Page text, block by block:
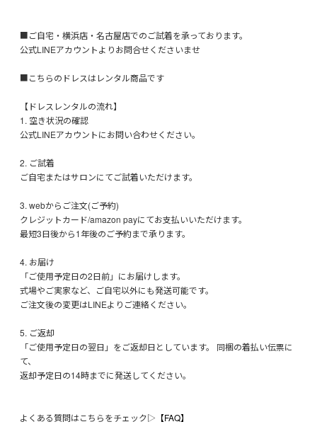
■ご自宅・横浜店・名古屋店でのご試着を承っております。
公式LINEアカウントよりお問合せくださいませ
■こちらのドレスはレンタル商品です
【ドレスレンタルの流れ】
1. 空き状況の確認
公式LINEアカウントにお問い合わせください。
2. ご試着
ご自宅またはサロンにてご試着いただけます。
3. webからご注文(ご予約)
クレジットカード/amazon payにてお支払いいただけます。
最短3日後から1年後のご予約まで承ります。
4. お届け
「ご使用予定日の2日前」にお届けします。
式場やご実家など、ご自宅以外にも発送可能です。
ご注文後の変更はLINEよりご連絡ください。
5. ご返却
「ご使用予定日の翌日」をご返却日としています。 同梱の着払い伝票に
て、
返却予定日の14時までに発送してください。
よくある質問はこちらをチェック▷ 【FAQ】